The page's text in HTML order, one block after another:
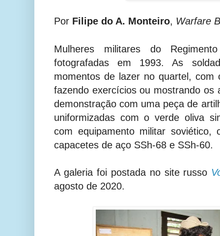
Por Filipe do A. Monteiro, Warfare
Mulheres militares do
fotografadas em 1993. As
momentos de lazer no quartel, com
fazendo exercícios ou mostrando os
demonstração com uma peça de
uniformizadas com o verde oliva
com equipamento militar soviético,
capacetes de aço SSh-68 e SSh-60.
A galeria foi postada no site russo
agosto de 2020.